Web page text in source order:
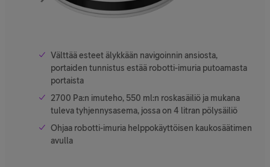
Välttää esteet älykkään navigoinnin ansiosta,
portaiden tunnistus estää robotti-imuria putoamasta
portaista
2700 Pa:n imuteho, 550 ml:n roskasäiliö ja mukana
tuleva tyhjennysasema, jossa on 4 litran pölysäiliö
Ohjaa robotti-imuria helppokäyttöisen kaukosäätimen
avulla